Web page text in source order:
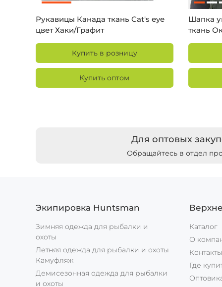
Рукавицы Канада ткань Cat's eye
цвет Хаки/Графит
Купить в розницу
Купить оптом
Шапка
ткань
Для оптовых
Обращайтесь в отдел
Экипировка Huntsman
Зимняя одежда для рыбалки и
охоты
Летняя одежда для рыбалки и охоты
Камуфляж
Демисезонная одежда для рыбалки
и охоты
Каталог
О
Контакты
Где